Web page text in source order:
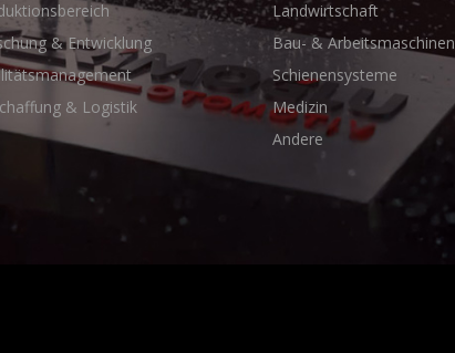
& Entwicklung
& Logistik
Landwirtschaft
Bau- & Arbeitsmaschinen
Schienensysteme
Medizin
Andere